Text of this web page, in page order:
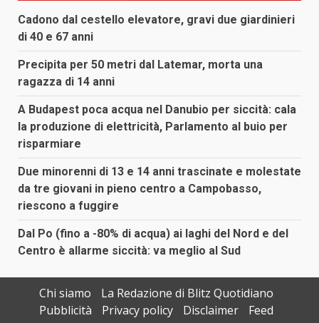
Cadono dal cestello elevatore, gravi due giardinieri
di 40 e 67 anni
Precipita per 50 metri dal Latemar, morta una
ragazza di 14 anni
A Budapest poca acqua nel Danubio per siccità: cala
la produzione di elettricità, Parlamento al buio per
risparmiare
Due minorenni di 13 e 14 anni trascinate e molestate
da tre giovani in pieno centro a Campobasso,
riescono a fuggire
Dal Po (fino a -80% di acqua) ai laghi del Nord e del
Centro è allarme siccità: va meglio al Sud
Chi siamo
La Redazione di Blitz Quotidiano
Pubblicità
Privacy policy Disclaimer Feed